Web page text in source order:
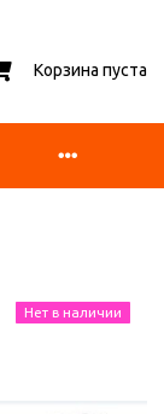
Корзина пуста
Нет в наличии